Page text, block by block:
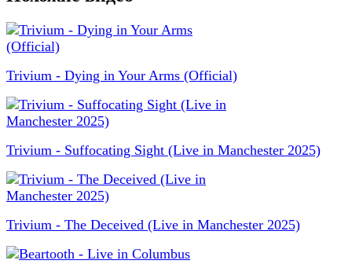
Trivium - Dying in Your Arms (Official)
Trivium - Suffocating Sight (Live in Manchester 2025)
Trivium - The Deceived (Live in Manchester 2025)